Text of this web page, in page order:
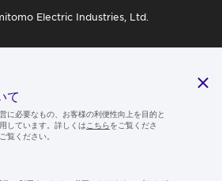
Electric Industries, Ltd.
て
に必要なもの、お客様の利便性向上を目的と
しています。詳しくは こちらをご覧くださ
覧ください。